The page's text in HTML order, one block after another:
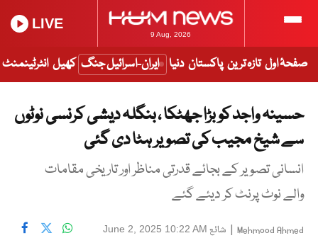
9 Aug, 2026
LIVE
صفحۂ اول تازہ ترین پاکستان دنیا ایران-اسرائیل جنگ کھیل انٹرٹینمنٹ
حسینہ واجد کو بڑا جھٹکا ، بنگلہ دیشی کرنسی نوٹوں
سے شیخ مجیب کی تصویر ہٹا دی گئی
انسانی تصویر کے بجائے قدرتی مناظر اور تاریخی مقامات
والے نوٹ پرنٹ کر دیئے گئے
Mehmood Ahmed
| شائع June 2, 2025 10:22 AM